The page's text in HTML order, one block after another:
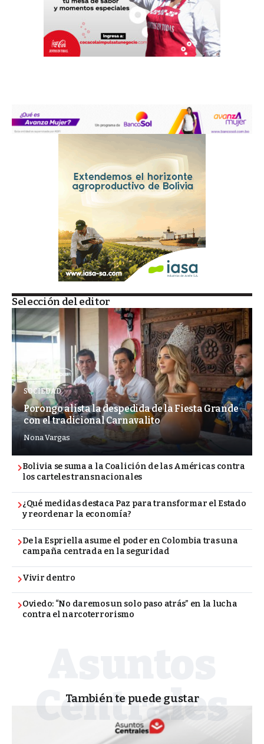
Selección del editor
SOCIEDAD
Porongo alista la despedida de la Fiesta Grande
con el tradicional Carnavalito
Nona Vargas
Bolivia se suma a la Coalición de las Américas contra
los carteles transnacionales
¿Qué medidas destaca Paz para transformar el Estado
y reordenar la economía?
De la Espriella asume el poder en Colombia tras una
campaña centrada en la seguridad
Vivir dentro
Oviedo: “No daremos un solo paso atrás” en la lucha
contra el narcoterrorismo
También te puede gustar